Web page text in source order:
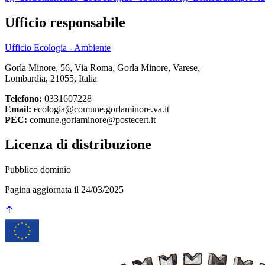
Ufficio responsabile
Ufficio Ecologia - Ambiente
Gorla Minore, 56, Via Roma, Gorla Minore, Varese,
Lombardia, 21055, Italia
Telefono: 0331607228
Email: ecologia@comune.gorlaminore.va.it
PEC: comune.gorlaminore@postecert.it
Licenza di distribuzione
Pubblico dominio
Pagina aggiornata il 24/03/2025